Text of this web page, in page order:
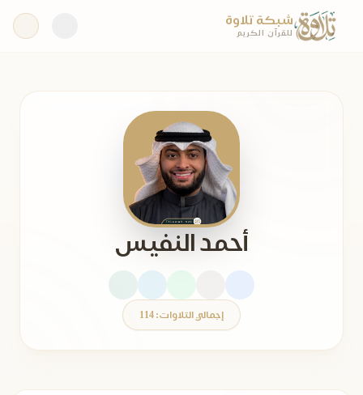
شبكة تلاوة
للقرآن الكريم
أحمد النفيس
إجمالي التلاوات: 114